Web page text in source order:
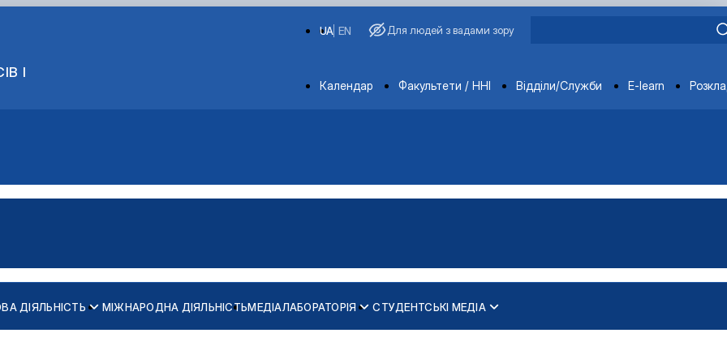
І
EN
UA Для людей з вадами зору
Departments
Календар Факультети / ННІ Відділи/Служби E-learn
ДІЯЛЬНІСТЬ МІЖНАРОДНА ДІЯЛЬНІСТЬМЕДІАЛАБОРАТОРІЯ СТУДЕНТСЬКІ МЕДІА